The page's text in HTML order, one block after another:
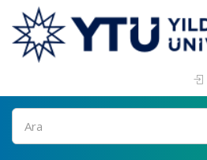
Ara